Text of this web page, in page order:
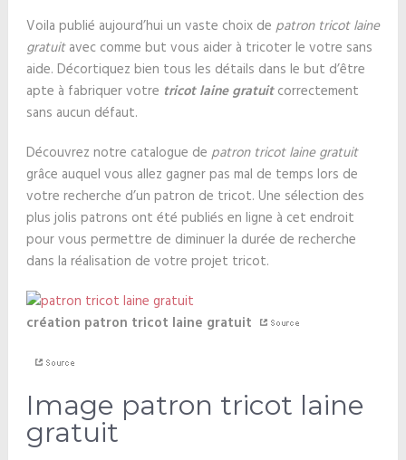
Voila publié aujourd’hui un vaste choix de patron tricot laine
gratuitavec comme but vous aider à tricoter le votre sans
aide. Décortiquez bien tous les détails dans le but d’être
apte à fabriquer votre tricot laine gratuitcorrectement
sans aucun défaut.
Découvrez notre catalogue de patron tricot laine gratuit
grâce auquel vous allez gagner pas mal de temps lors de
votre recherche d’un patron de tricot. Une sélection des
plus jolis patrons ont été publiés en ligne à cet endroit
pour vous permettre de diminuer la durée de recherche
dans la réalisation de votre projet tricot.
création patron tricot laine gratuit
Image patron tricot laine
gratuit